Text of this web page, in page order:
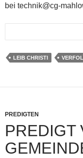
bei technik@cg-
LEIB CHRISTI
PREDIGTEN
PREDIGT